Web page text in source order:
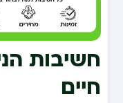
חשיבות
חיים